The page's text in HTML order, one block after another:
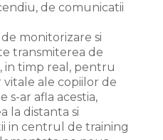
de comunicatii
monitorizare si
transmiterea de
in timp real, pentru
ale copiilor de
s-ar afla acestia,
la distanta si
in centrul de training